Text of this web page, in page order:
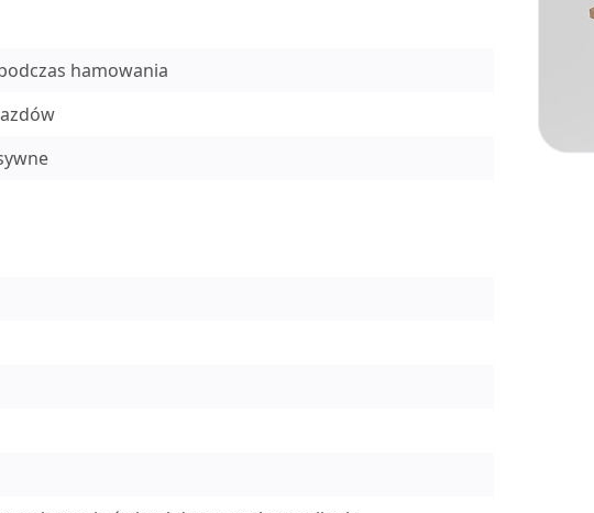
hamowania